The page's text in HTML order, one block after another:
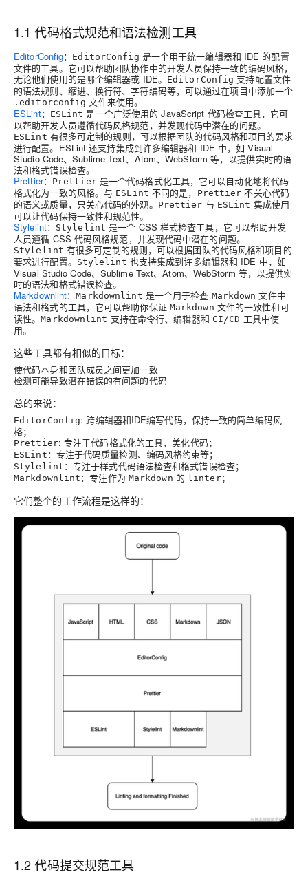
1.1 代码格式规范和语法检测工具
EditorConfig： EditorConfig 是一个用于统一编辑器和 IDE 的配置
文件的工具。它可以帮助团队协作中的开发人员保持一致的编码风格，
无论他们使用的是哪个编辑器或 IDE。 EditorConfig 支持配置文件
的语法规则、缩进、换行符、字符编码等，可以通过在项目中添加一个
.editorconfig 文件来使用。
ESLint： ESLint 是一个广泛使用的 JavaScript 代码检查工具，它可
以帮助开发人员遵循代码风格规范，并发现代码中潜在的问题。
ESLint 有很多可定制的规则，可以根据团队的代码风格和项目的要求
进行配置。ESLint 还支持集成到许多编辑器和 IDE 中，如 Visual
Studio Code、Sublime Text、Atom、WebStorm 等，以提供实时的语
法和格式错误检查。
Prettier： Prettier是一个代码格式化工具，它可以自动化地将代码
格式化为一致的风格。与 ESLint 不同的是， Prettier 不关心代码
的语义或质量，只关心代码的外观。 Prettier 与 ESLint 集成使用
可以让代码保持一致性和规范性。
Stylelint： Stylelint 是一个 CSS 样式检查工具，它可以帮助开发
人员遵循 CSS 代码风格规范，并发现代码中潜在的问题。
Stylelint 有很多可定制的规则，可以根据团队的代码风格和项目的
要求进行配置。 Stylelint 也支持集成到许多编辑器和 IDE 中，如
Visual Studio Code、Sublime Text、Atom、WebStorm 等，以提供实
时的语法和格式错误检查。
Markdownlint：Markdownlint 是一个用于检查 Markdown 文件中
语法和格式的工具，它可以帮助你保证 Markdown 文件的一致性和可
读性。Markdownlint 支持在命令行、编辑器和 CI/CD 工具中使
用。
这些工具都有相似的目标：
使代码本身和团队成员之间更加一致
检测可能导致潜在错误的有问题的代码
总的来说：
EditorConfig: 跨编辑器和IDE编写代码，保持一致的简单编码风
格；
Prettier: 专注于代码格式化的工具，美化代码；
ESLint ：专注于代码质量检测、编码风格约束等；
Stylelint ：专注于样式代码语法检查和格式错误检查；
Markdownlint ：专注作为 Markdown 的 linter；
它们整个的工作流程是这样的：
1.2 代码提交规范工具